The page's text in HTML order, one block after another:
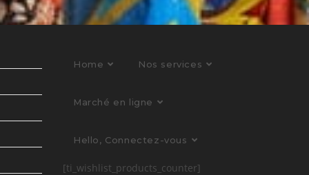
Home Nos services
Marché en ligne
Hello, Connectez-vous
[ti_wishlist_products_counter]